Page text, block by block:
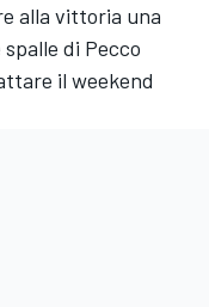
alla vittoria una
di Pecco
il weekend